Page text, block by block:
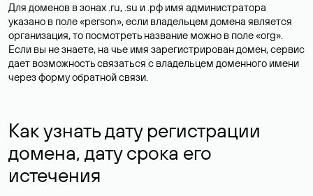
Для доменов в зонах .ru, .su и .рф имя администратора
указано в поле «person», если владельцем домена является
организация, то посмотреть название можно в поле «org».
Если вы не знаете, на чье имя зарегистрирован домен, сервис
дает возможность связаться с владельцем доменного имени
через форму обратной связи.
Как узнать дату регистрации
домена, дату срока его
истечения